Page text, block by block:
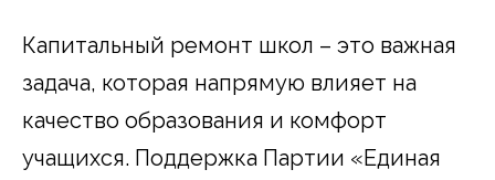
Капитальный ремонт школ – это важная
задача, которая напрямую влияет на
качество образования и комфорт
учащихся. Поддержка Партии «Единая